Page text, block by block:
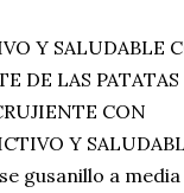
Y SALUDABLE
DE LAS PATATAS
CON
Y
gusanillo a media